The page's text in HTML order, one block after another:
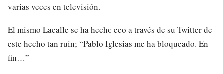
varias veces en televisión.
El mismo Lacalle se ha hecho eco a través de su Twitter de
este hecho tan ruin; “Pablo Iglesias me ha bloqueado. En
fin…”